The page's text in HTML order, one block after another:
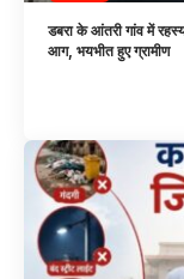
डबरा के आंतरी गांव में
आग, भयभीत हुए ग्रामीण